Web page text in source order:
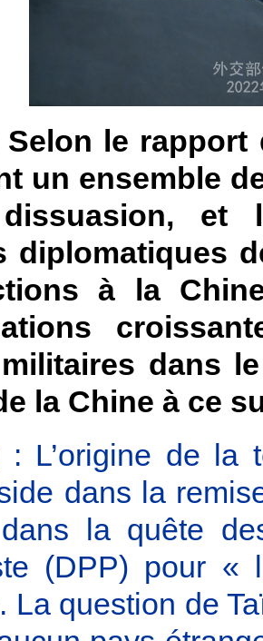
le rapport
un ensemble
et
diplomatiques
à la
dans
la Chine à ce
: L’origine de la
dans la
la quête
(DPP) pour «
La question de